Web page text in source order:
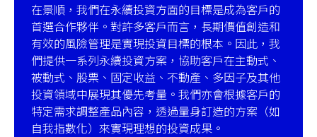
在景順，我們在永續投資方面的目標是成為客戶的
首選合作夥伴。對許多客戶而言，長期價值創造和
有效的風險管理是實現投資目標的根本。因此，我
們提供一系列永續投資方案，協助客戶在主動式、
被動式、股票、固定收益、不動產、多因子及其他
投資領域中展現其優先考量。我們亦會根據客戶的
特定需求調整產品內容，透過量身訂造的方案（如
自我指數化）來實現理想的投資成果。